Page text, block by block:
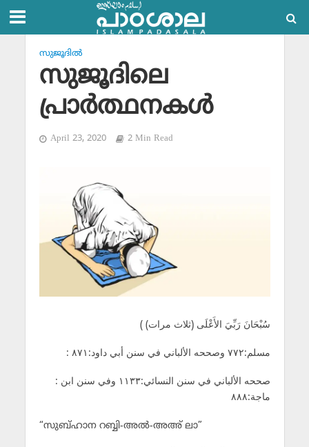
സുജൂദില്‍
സുജൂദിലെ
പ്രാര്‍ത്ഥനകള്‍
April 23, 2020 2 Min Read
( سُبْحَانَ رَبِّيَ الأَعْلَى (ثلاث مرات)
: مسلم:٧٧٢ وصححه الألباني في سنن أبي داود:٨٧١
: صححه الألباني في سنن النسائي:١١٣٣ وفي سنن ابن
ماجة:٨٨٨
“സുബ്ഹാന റബ്ബി-അല്‍-അഅ് ലാ”